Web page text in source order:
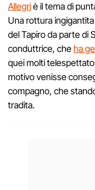
Allegriè il tema di
Una rottura
del Tapiro da parte di
conduttrice, che ha
quei molti
motivo venisse
compagno, che
tradita.